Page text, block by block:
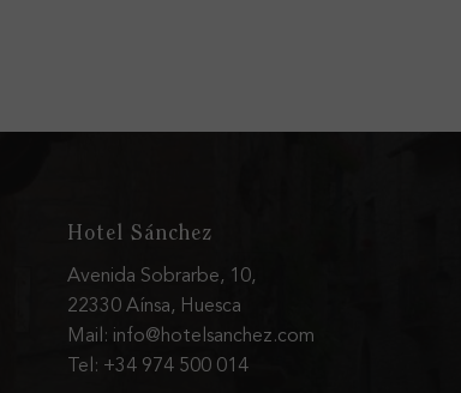
Hotel Sánchez
Avenida Sobrarbe, 10,
22330 Aínsa, Huesca
Mail: info@hotelsanchez.com
Tel: +34 974 500 014